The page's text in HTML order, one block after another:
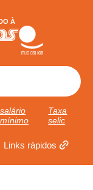
À
salário
mínimo
Taxa
selic
Links rápidos